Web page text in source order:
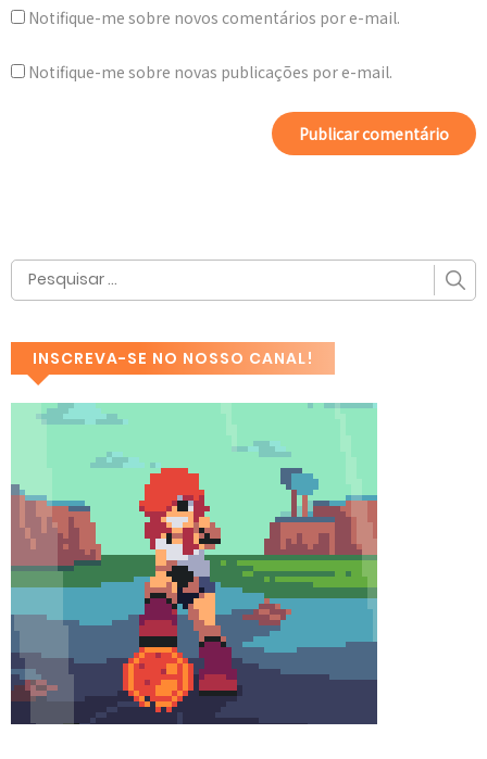
Notifique-me sobre novos comentários por e-mail.
Notifique-me sobre novas publicações por e-mail.
INSCREVA-SE NO NOSSO CANAL!